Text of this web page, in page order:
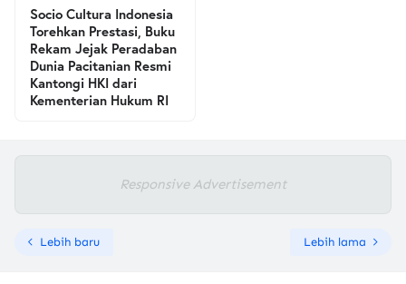
Socio Cultura Indonesia
Torehkan Prestasi, Buku
Rekam Jejak Peradaban
Dunia Pacitanian Resmi
Kantongi HKI dari
Kementerian Hukum RI
Responsive Advertisement
Lebih baru Lebih lama